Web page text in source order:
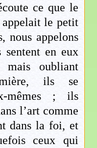
ce que le
le petit
nous appelons
en eux
mais oubliant
ils se
mêmes ; ils
l’art comme
dans la foi, et
ceux qui